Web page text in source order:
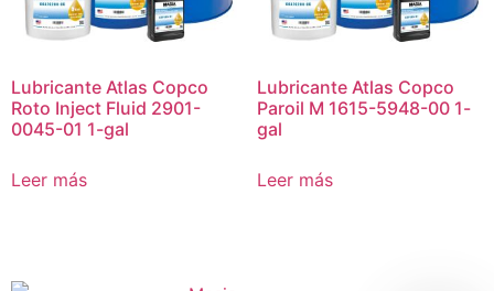
Lubricante Atlas Copco
Roto Inject Fluid 2901-
0045-01 1-gal
Leer más
Lubricante Atlas Copco
Paroil M 1615-5948-00 1-
gal
Leer más